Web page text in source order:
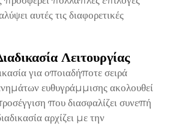
αυτές τις διαφορετικές
Λειτουργίας
για οποιαδήποτε σειρά
ευθυγράμμισης ακολουθεί
που διασφαλίζει συνεπή
αρχίζει με την